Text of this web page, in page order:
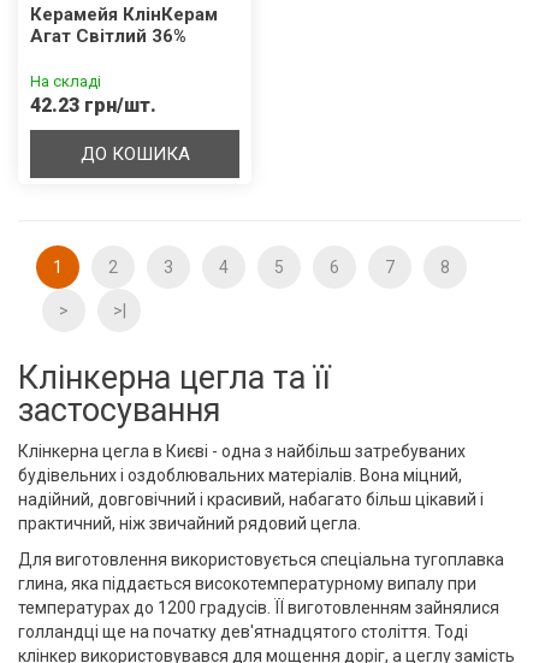
Клінкерна цегла та її
застосування
Клінкерна цегла в Києві - одна з найбільш затребуваних
будівельних і оздоблювальних матеріалів. Вона міцний,
надійний, довговічний і красивий, набагато більш цікавий і
практичний, ніж звичайний рядовий цегла.
Для виготовлення використовується спеціальна тугоплавка
глина, яка піддається високотемпературному випалу при
температурах до 1200 градусів. ЇЇ виготовленням зайнялися
голландці ще на початку дев'ятнадцятого століття. Тоді
клінкер використовувався для мощення доріг, а цеглу замість
Керамейя КлінКерам
Агат Світлий 36%
На складі
42.23 грн/шт.
ДО КОШИКА
1 2 3 4 5 6 7 8
> >|